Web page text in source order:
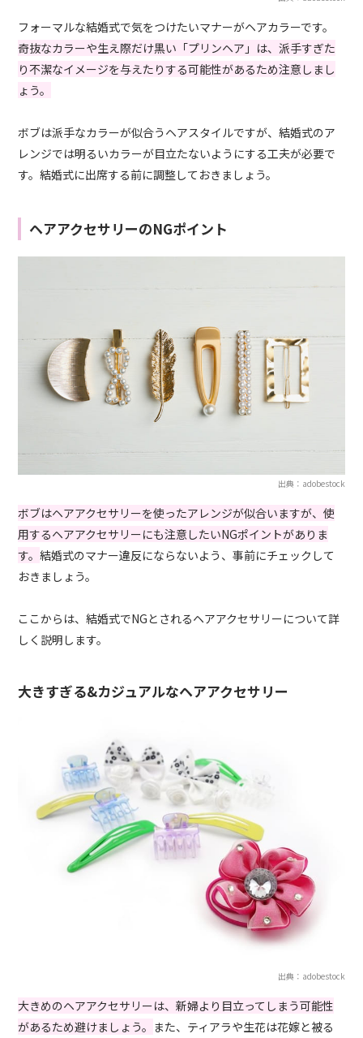
フォーマルな結婚式で気をつけたいマナーがヘアカラーです。
奇抜なカラーや生え際だけ黒い「プリンヘア」は、派手すぎた
り不潔なイメージを与えたりする可能性があるため注意しまし
ょう。
ボブは派手なカラーが似合うヘアスタイルですが、結婚式のア
レンジでは明るいカラーが目立たないようにする工夫が必要で
す。結婚式に出席する前に調整しておきましょう。
ヘアアクセサリーのNGポイント
出典：adobestock
ボブはヘアアクセサリーを使ったアレンジが似合いますが、使
用するヘアアクセサリーにも注意したいNGポイントがありま
す。結婚式のマナー違反にならないよう、事前にチェックして
おきましょう。
ここからは、結婚式でNGとされるヘアアクセサリーについて詳
しく説明します。
大きすぎる&カジュアルなヘアアクセサリー
出典：adobestock
大きめのヘアアクセサリーは、新婦より目立ってしまう可能性
があるため避けましょう。 また、ティアラや生花は花嫁と被る